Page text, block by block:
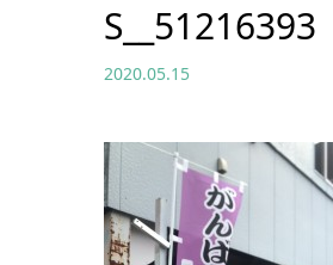
S__51216393
2020.05.15